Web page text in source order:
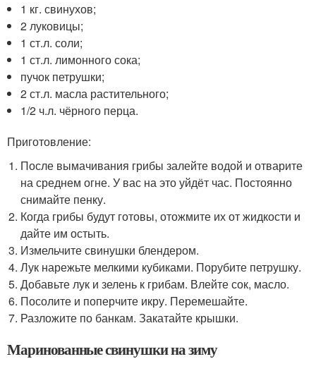
1 кг. свинухов;
2 луковицы;
1 ст.л. соли;
1 ст.л. лимонного сока;
пучок петрушки;
2 ст.л. масла растительного;
1/2 ч.л. чёрного перца.
Приготовление:
После вымачивания грибы залейте водой и отварите
на среднем огне. У вас на это уйдёт час. Постоянно
снимайте пенку.
Когда грибы будут готовы, отожмите их от жидкости и
дайте им остыть.
Измельчите свинушки блендером.
Лук нарежьте мелкими кубиками. Порубите петрушку.
Добавьте лук и зелень к грибам. Влейте сок, масло.
Посолите и поперчите икру. Перемешайте.
Разложите по банкам. Закатайте крышки.
Маринованные свинушки на зиму